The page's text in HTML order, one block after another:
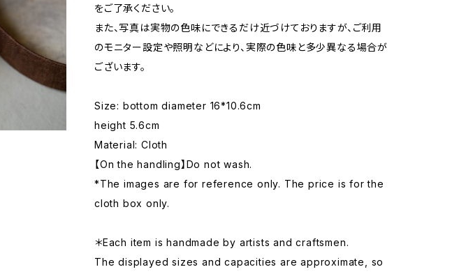
をご了承ください。
また、写真は実物の色味にできるだけ近づけておりますが、ご利用
のモニター設定や照明などにより、実際の色味と多少異なる場合が
ございます。
Size: bottom diameter 16*10.6cm
height 5.6cm
Material: Cloth
【On the handling】Do not wash.
*The images are for reference only. The price is for the
cloth box only.
＊Each item is handmade by artists and craftsmen.
The displayed sizes and capacities are approximate, so